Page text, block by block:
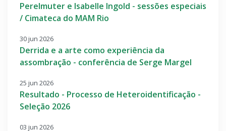
Perelmuter e Isabelle Ingold - sessões especiais
/ Cimateca do MAM Rio
30 jun 2026
Derrida e a arte como experiência da
assombração - conferência de Serge Margel
25 jun 2026
Resultado - Processo de Heteroidentificação -
Seleção 2026
03 jun 2026